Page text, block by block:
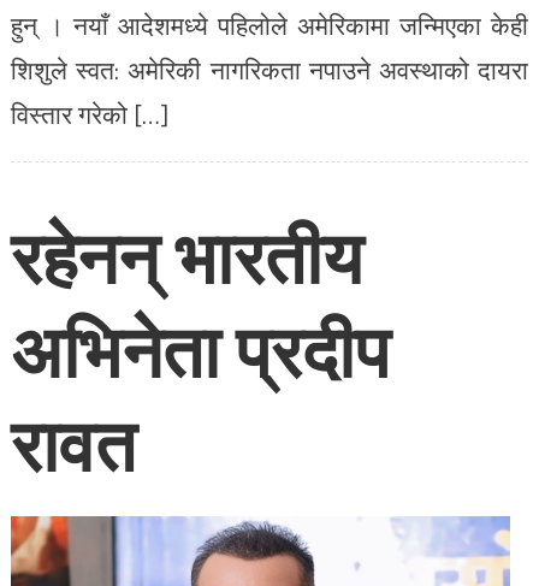
हुन् । नयाँ आदेशमध्ये पहिलोले अमेरिकामा जन्मिएका केही
शिशुले स्वत: अमेरिकी नागरिकता नपाउने अवस्थाको दायरा
विस्तार गरेको […]
रहेनन् भारतीय
अभिनेता प्रदीप
रावत